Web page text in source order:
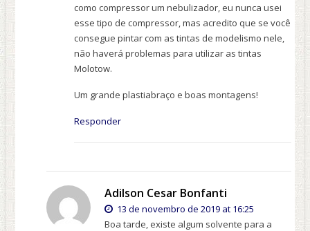
como compressor um nebulizador, eu nunca usei
esse tipo de compressor, mas acredito que se você
consegue pintar com as tintas de modelismo nele,
não haverá problemas para utilizar as tintas
Molotow.
Um grande plastiabraço e boas montagens!
Responder
Adilson Cesar Bonfanti
13 de novembro de 2019 at 16:25
Boa tarde, existe algum solvente para a